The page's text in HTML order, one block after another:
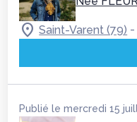
Saint-Varent (79) -
Publié le mercredi 15